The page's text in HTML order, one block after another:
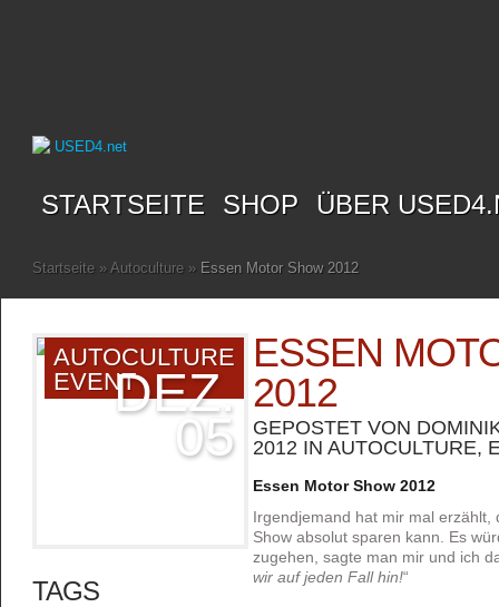
STARTSEITE SHOP ÜBER
Startseite » Autoculture » Essen Motor Show 2012
AUTOCULTURE
EVENTDEZ.
05
TAGS
ESSEN
2012
GEPOSTET VON
2012 IN AUTOCULTURE,
Essen Motor Show 2012
Irgendjemand hat mir mal
Show absolut sparen kann. Es
zugehen, sagte man mir und ich
wir auf jeden Fall hin!“